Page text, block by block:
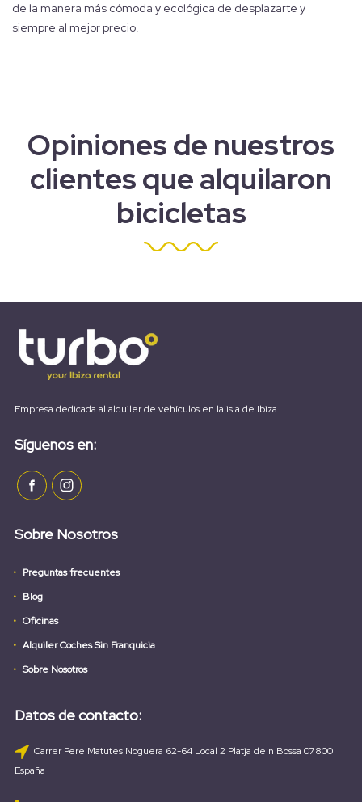
de la manera más cómoda y ecológica de desplazarte y
siempre al mejor precio.
Opiniones de nuestros
clientes que alquilaron
bicicletas
Empresa dedicada al alquiler de vehículos en la isla de Ibiza
Síguenos en:
Sobre Nosotros
Preguntas frecuentes
Blog
Oficinas
Alquiler Coches Sin Franquicia
Sobre Nosotros
Datos de contacto:
Carrer Pere Matutes Noguera 62-64 Local 2 Platja de'n Bossa 07800
España